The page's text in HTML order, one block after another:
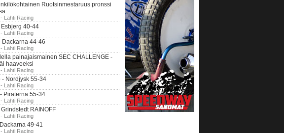
Ruotsinmestaruus pronssi
Lahti Racing
Esbjerg 40-44
Lahti Racing
Dackarna 44-46
Lahti Racing
painajaismainen SEC CHALLENGE -
haaveeksi
Lahti Racing
- Nordjysk 55-34
Lahti Racing
Piraterna 55-34
Lahti Racing
RAINOFF
Lahti Racing
49-41
Lahti Racing